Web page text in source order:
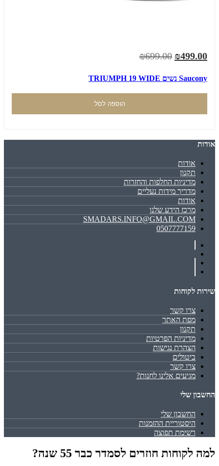
₪499.00
₪699.00
Saucony נשים TRIUMPH 19 WIDE
הוספה לסל
אודות
אודות
תקנון
מדיניות החלפות והחזרות
מדריך מידות נעליים
אודות
מרכז הידע שלנו
SMADARS.INFO@GMAIL.COM
0507777159
שירות לקוחות
צרו קשר
מפת האתר
תקנון
מדיניות הפרטיות
הצהרת נגישות
ביטולים
צרו קשר
מגיעים אלינו לחנות?
החשבון שלי
החשבון שלי
היסטוריית ההזמנות
רשימת תפוצה
למה לקוחות חוזרים לסמדר כבר 55 שנה?